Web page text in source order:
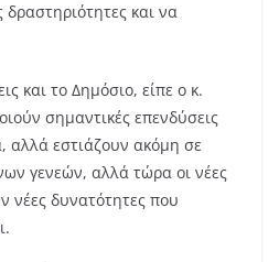
και να
και το Δημόσιο, είπε ο κ.
σημαντικές επενδύσεις
εστιάζουν ακόμη σε
γενεών, αλλά τώρα οι νέες
νέες δυνατότητες που